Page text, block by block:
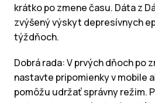
krátko po zmene času. Dáta z
zvýšený výskyt depresívnych
týždňoch.
Dobrá rada: V prvých dňoch po
nastavte pripomienky v mobile
pomôžu udržať správny režim.